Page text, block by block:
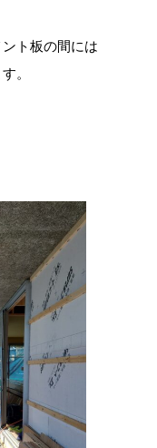
ト板の間には
。